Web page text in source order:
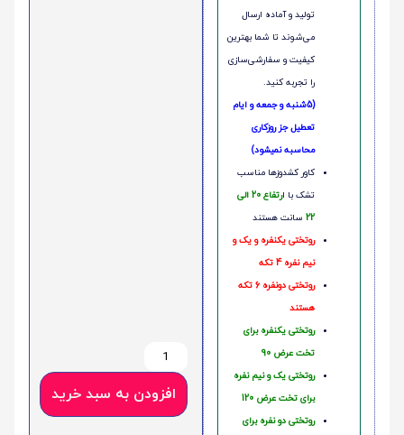
تولید و آماده ارسال
می‌شوند تا شما بهترین
کیفیت و سفارشی‌سازی
را تجربه کنید.
(5شنبه و جمعه و ایام
تعطیل جز روزکاری
محاسبه نمیشود)
کاور کشدوزها مناسب
تشک با ا
رتفاع 20 الی
22 سانت هستند
روتختی یکنفره و یک و
نیم نفره 4 تکه
روتختی دونفره 6 تکه
هستند
روتختی یکنفره برای
تخت عرض 90
روتختی یک و نیم نفره
برای تخت عرض 120
روتختی دو نفره برای
افزودن به سبد خرید